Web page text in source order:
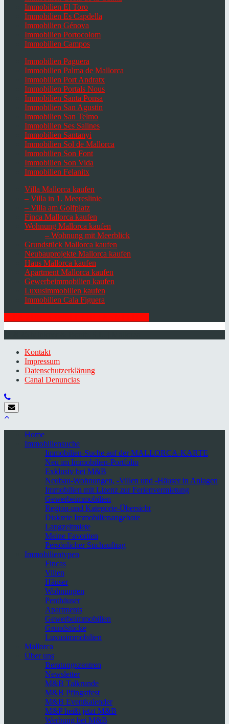
Immobilien El Toro
Immobilien Es Capdella
Immobilien Génova
Immobilien Portocolom
Immobilien Campos
Immobilien Paguera
Immobilien Palma de Mallorca
Immobilien Port Andratx
Immobilien Portals Nous
Immobilien Santa Ponsa
Immobilien San Agustin
Immobilien San Telmo
Immobilien Ses Salines
Immobilien Santanyi
Immobilien Sol de Mallorca
Immobilien Son Font
Immobilien Son Vida
Immobilien Felanitx
Villa Mallorca kaufen
– Villa in 1. Meereslinie
– Villa am Golfplatz
Finca Mallorca kaufen
Wohnung Mallorca kaufen
– Wohnung mit Meerblick
Grundstück Mallorca kaufen
Neubauprojekte Mallorca kaufen
Haus Mallorca kaufen
Apartment Mallorca kaufen
Gewerbeimmobilien kaufen
Luxusimmobilien kaufen
Immobilien Cala Figuera
Kontakt
Impressum
Datenschutzerklärung
Canal Denuncias
Home
Immobiliensuche
Immobilien-Suche auf der MALLORCA-KARTE
Neu im Immobilien-Portfolio
Exklusiv bei M&B
Neubau-Wohnungen, -Villen und -Häuser in Anlagen
Immobilien mit Lizenz zur Ferienvermietung
Gewerbeimmobilien
Region-und Kategorie-Übersicht
Diskrete Immobilienangebote
Langzeitmiete
Meine Favoriten
Persönlicher Suchauftrag
Immobilientypen
Fincas
Villen
Häuser
Wohnungen
Penthäuser
Apartments
Gewerbeimmobilien
Grundstücke
Luxusimmobilien
Mallorca
Über uns
Beratungszentren
Newsletter
M&B Talkrunde
M&B Pfingstfest
M&B Eventkalender
M&P heißt jetzt M&B
Werbung bei M&B